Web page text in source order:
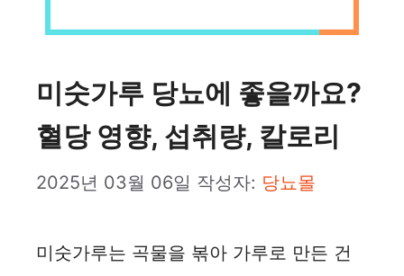
미숫가루 당뇨에 좋을까요?
혈당 영향, 섭취량, 칼로리
2025년 03월 06일 작성자: 당뇨몰
미숫가루는 곡물을 볶아 가루로 만든 건